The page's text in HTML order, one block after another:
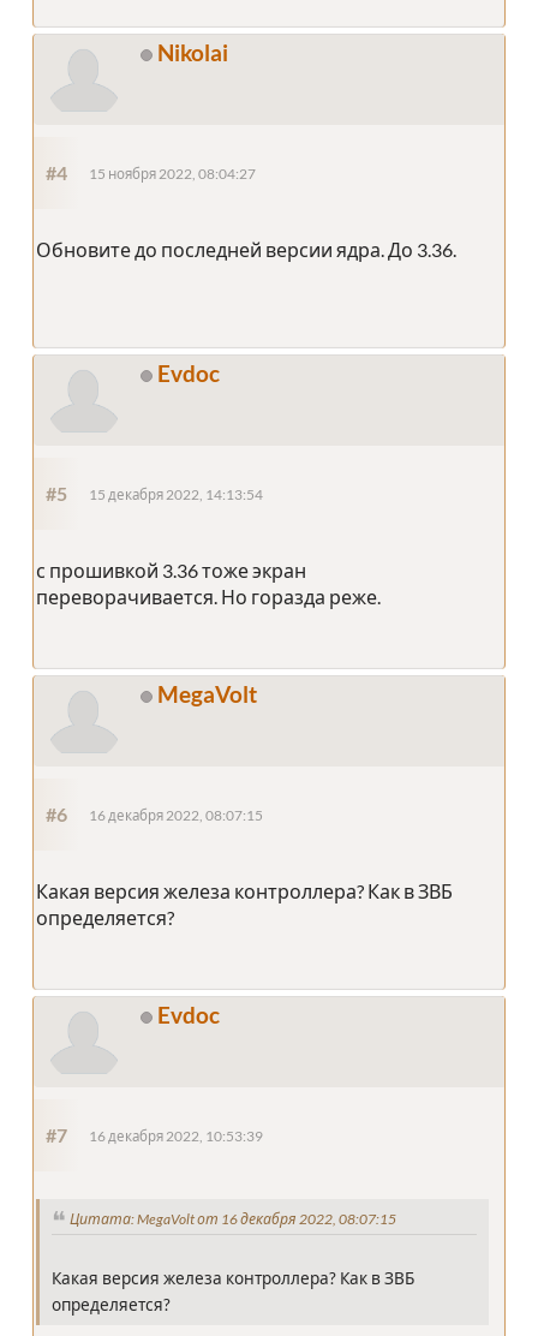
Nikolai
#4 15 ноября 2022, 08:04:27
Обновите до последней версии ядра. До 3.36.
Evdoc
#5 15 декабря 2022, 14:13:54
с прошивкой 3.36 тоже экран
переворачивается. Но горазда реже.
MegaVolt
#6 16 декабря 2022, 08:07:15
Какая версия железа контроллера? Как в ЗВБ
определяется?
Evdoc
#7 16 декабря 2022, 10:53:39
Цитата: MegaVolt от 16 декабря 2022, 08:07:15
Какая версия железа контроллера? Как в ЗВБ
определяется?